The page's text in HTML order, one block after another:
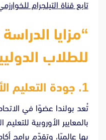
تابع قناة التيلجرام
“مزايا
للطلاب
1. جودة التعليم الأوروبية
تُعد بولندا عضوًا في
بالمعايير الأوروبية
بها عالميًا، وتقدّم برامج